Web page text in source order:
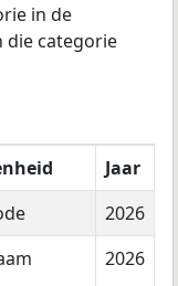
in de
die categorie
Jaar
2026
2026